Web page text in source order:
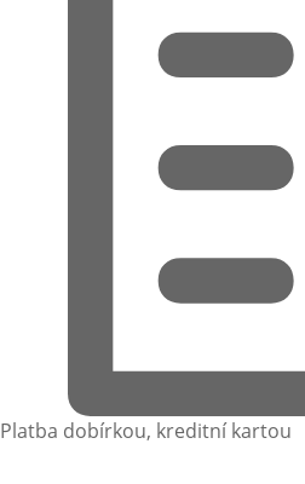
Platba dobírkou, kreditní kartou